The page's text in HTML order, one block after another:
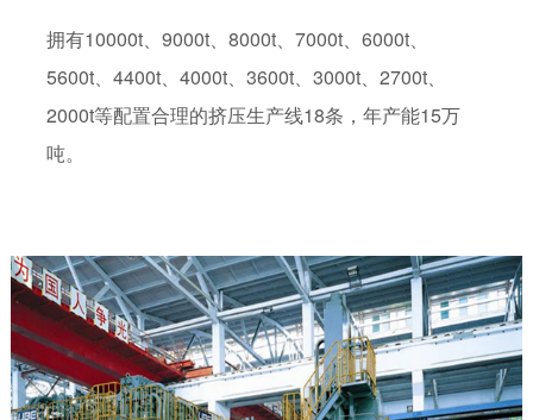
拥有10000t、9000t、8000t、7000t、6000t、
5600t、4400t、4000t、3600t、3000t、2700t、
2000t等配置合理的挤压生产线18条，年产能15万
吨。